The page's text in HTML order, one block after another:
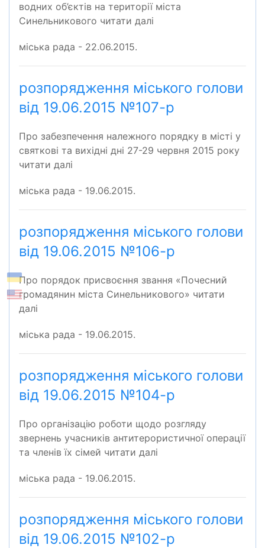
водних об’єктів на території міста
Синельникового читати далі
міська рада - 22.06.2015.
розпорядження міського голови
від 19.06.2015 №107-р
Про забезпечення належного порядку в місті у
святкові та вихідні дні 27-29 червня 2015 року
читати далі
міська рада - 19.06.2015.
розпорядження міського голови
від 19.06.2015 №106-р
Про порядок присвоєння звання «Почесний
громадянин міста Синельникового» читати
далі
міська рада - 19.06.2015.
розпорядження міського голови
від 19.06.2015 №104-р
Про організацію роботи щодо розгляду
звернень учасників антитерористичної операції
та членів їх сімей читати далі
міська рада - 19.06.2015.
розпорядження міського голови
від 19.06.2015 №102-р